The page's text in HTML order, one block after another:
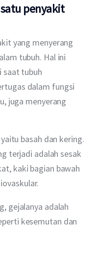
penyakit
yang menyerang
tubuh. Hal ini
saat tubuh
dalam fungsi
juga menyerang
basah dan kering.
terjadi adalah sesak
kaki bagian bawah
gejalanya adalah
kesemutan dan